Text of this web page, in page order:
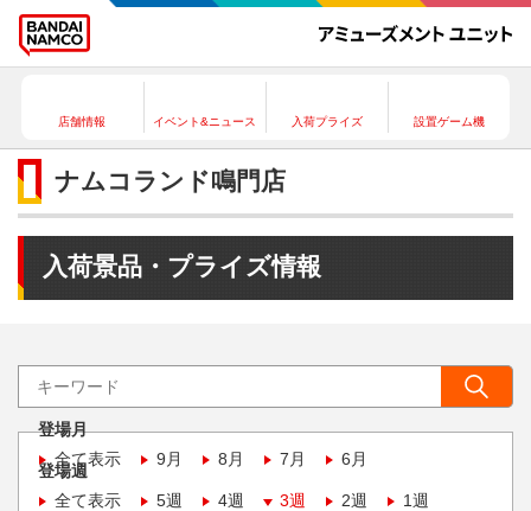
店舗情報 イベント&ニュース 入荷プライズ 設置ゲーム機
ナムコランド鳴門店
入荷景品・プライズ情報
登場月
全て表示
9月 8月 7月 6月
登場週
全て表示
5週 4週 3週 2週 1週